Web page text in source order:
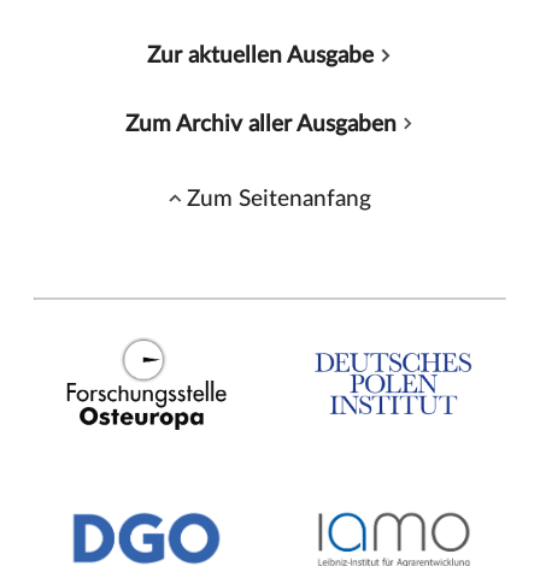
Zur aktuellen Ausgabe
Zum Archiv aller Ausgaben
Zum Seitenanfang